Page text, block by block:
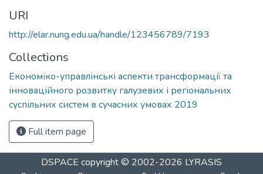
URI
http://elar.nung.edu.ua/handle/123456789/7193
Collections
Економіко-управлінські аспекти трансформації та
інноваційного розвитку галузевих і регіональних
суспільних систем в сучасних умовах 2019
Full item page
DSPACE copyright © 2002-2026 LYRASIS